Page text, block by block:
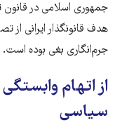
جمهوری اسلامی در قانون
هدف قانونگذار ایرانی از
جرم‌انگاری بغی بوده است.
از اتهام
سیاسی